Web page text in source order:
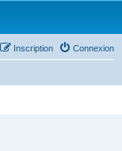
Connexion
Inscription